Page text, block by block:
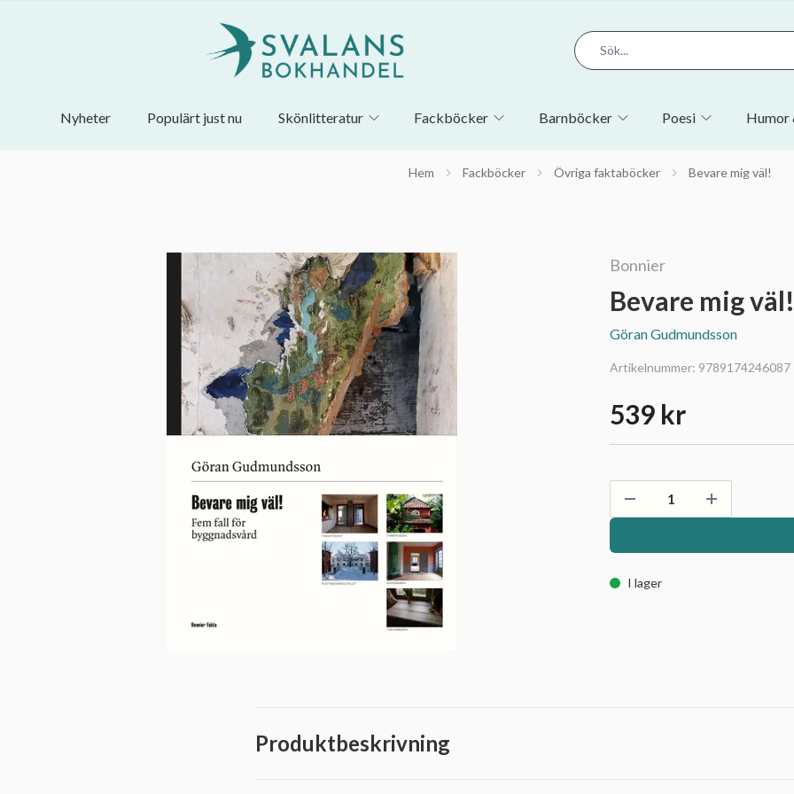
Nyheter Populärt just nu Skönlitteratur Fackböcker Barnböcker Poesi Humor
Hem Fackböcker Övriga faktaböcker Bevare mig väl!
Bonnier
Bevare mig väl!
Göran Gudmundsson
Artikelnummer: 9789174246087
539 kr
I lager
Produktbeskrivning